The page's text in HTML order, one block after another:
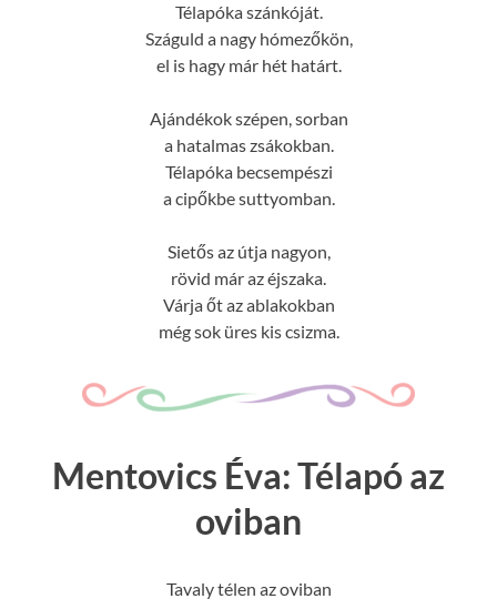
Télapóka szánkóját.
Száguld a nagy hómezőkön,
el is hagy már hét határt.
Ajándékok szépen, sorban
a hatalmas zsákokban.
Télapóka becsempészi
a cipőkbe suttyomban.
Sietős az útja nagyon,
rövid már az éjszaka.
Várja őt az ablakokban
még sok üres kis csizma.
Mentovics Éva: Télapó az
oviban
Tavaly télen az oviban